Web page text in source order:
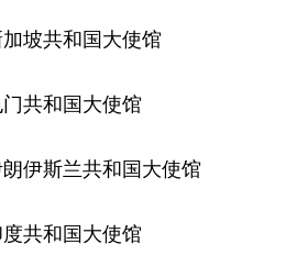
坡共和国大使馆
共和国大使馆
伊斯兰共和国大使馆
共和国大使馆